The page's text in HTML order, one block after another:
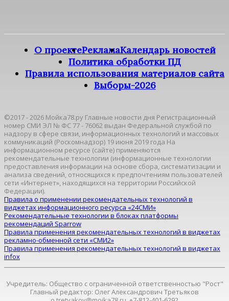
О проектеРекламаКалендарь новостей
Политика обработки ПД
Правила использования материалов сайта
Выборы-2026
©2017 - 2026 Мойка78.ру Главные новости дня Регистрационный
номер СМИ ЭЛ № ФС 77 - 76062 выдан Федеральной службой по
надзору в сфере связи, информационных технологий и массовых
коммуникаций (Роскомнадзор) 19 июня 2019 года На
информационном ресурсе (сайте) применяются
рекомендательные технологии (информационные технологии
предоставления информации на основе сбора, систематизации и
анализа сведений, относящихся к предпочтениям пользователей
сети «Интернет», находящихся на территории Российской
Федерации).
Правила о применении рекомендательных технологий в
виджетах информационного ресурса «24СМИ»
Рекомендательные технологии в блоках платформы
рекомендаций Sparrow
Правила применения рекомендательных технологий в виджетах
рекламно-обменной сети «СМИ2»
Правила применения рекомендательных технологий в виджетах
infox
Учредитель: Общество с ограниченной ответственностью "Рост"
Главный редактор: Олег Александрович Третьяков